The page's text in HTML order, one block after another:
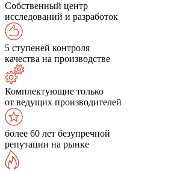
Собственный центр
исследований и разработок
5 ступеней контроля
качества на производстве
Комплектующие только
от ведущих производителей
более 60 лет безупречной
репутации на рынке